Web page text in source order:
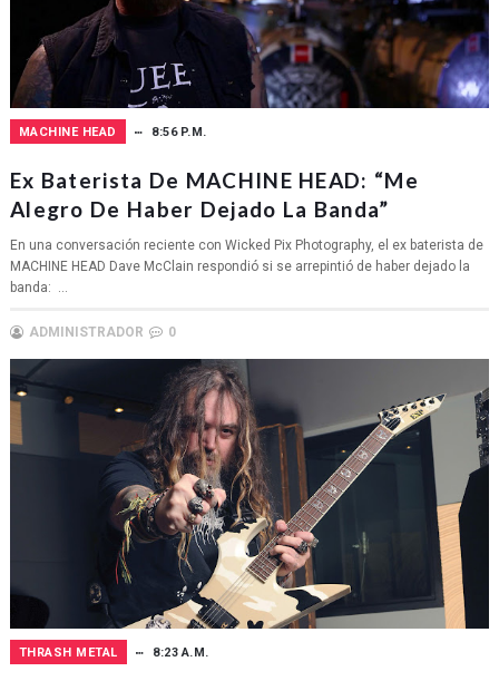
MACHINE HEAD 8:56 P.M.
Ex Baterista De MACHINE HEAD: “Me
Alegro De Haber Dejado La Banda”
En una conversación reciente con Wicked Pix Photography, el ex baterista de
MACHINE HEAD Dave McClain respondió si se arrepintió de haber dejado la
banda: ...
ADMINISTRADOR 0
THRASH METAL 8:23 A.M.